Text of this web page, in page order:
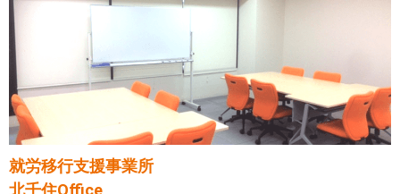
就労移行支援事業所
北千住Office